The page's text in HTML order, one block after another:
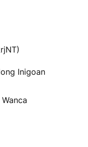
Inigoan